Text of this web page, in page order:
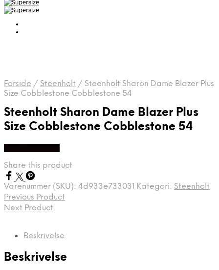
Forside / Steenholt / Steenholt Sharon Dame Blazer Plus
Size Cobblestone Cobblestone 54
Steenholt Sharon Dame Blazer Plus
Size Cobblestone Cobblestone 54
Share this product
Varenummer (SKU): 4d933e733031 Kategori: Steenholt
Previous Product
Next Product
Beskrivelse
Beskrivelse